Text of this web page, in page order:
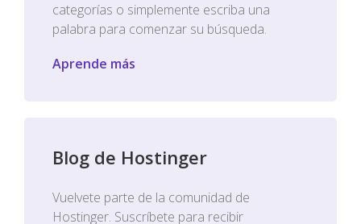
categorías o simplemente escriba una
palabra para comenzar su búsqueda.
Aprende más
Blog de Hostinger
Vuelvete parte de la comunidad de
Hostinger. Suscríbete para recibir